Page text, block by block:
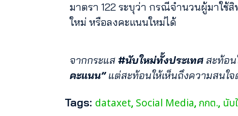
มาตรา 122 ระบุว่า กรณีจำนวนผู้มาใ
ใหม่ หรือลงคะแนนใหม่ได้
จากกระแส #นับใหม่ทั้งประเทศสะท้อน
คะแนน”แต่สะท้อนให้เห็นถึงความสนใจ
Tags: dataxet, Social Media, กกต., นับ